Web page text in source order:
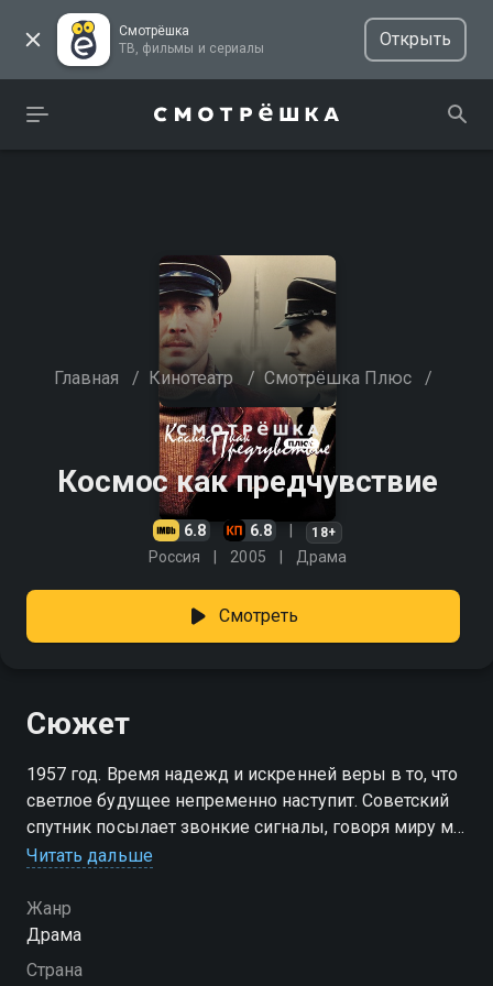
Смотрёшка
ТВ, фильмы и сериалы
Открыть
Главная / Кинотеатр / Смотрёшка Плюс /
Космос как предчувствие
6.8 6.8 18+
Россия 2005 Драма
Смотреть
Сюжет
1957 год. Время надежд и искренней веры в то, что
светлое будущее непременно наступит. Советский
спутник посылает звонкие сигналы, говоря миру мы
здесь, мы шагнем еще дальше и выше. На Земле, в
восхищенно следят сияющие глаза Конька и Лары
простодушного ресторанного повара и его
подружки-официантки. Течение их нехитрого
Читать дальше
Жанр
Драма
Страна